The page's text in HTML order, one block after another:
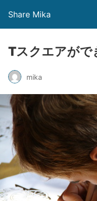
Share Mika
Tスクエアがで
mika